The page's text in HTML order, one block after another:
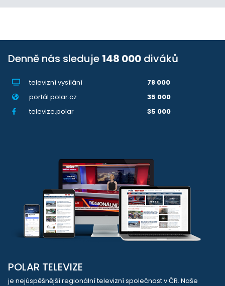
Denně nás sleduje 148 000 diváků
televizní vysílání
78 000
portál polar.cz
35 000
televize.polar
35 000
POLAR TELEVIZE
je nejúspěšnější regionální televizní společnost v ČR. Naše